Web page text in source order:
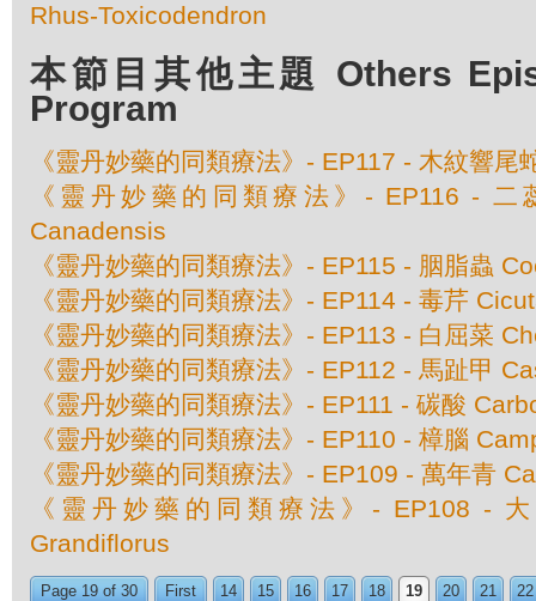
Rhus-Toxicodendron
本節目其他主題 Others
Program
《靈丹妙藥的同類療法》- EP117 - 木紋響
《靈丹妙藥的同類療法》- EP116 - 二
Canadensis
《靈丹妙藥的同類療法》- EP115 - 胭脂蟲
《靈丹妙藥的同類療法》- EP114 - 毒芹
《靈丹妙藥的同類療法》- EP113 - 白屈菜
《靈丹妙藥的同類療法》- EP112 - 馬趾甲
《靈丹妙藥的同類療法》- EP111 - 碳酸
《靈丹妙藥的同類療法》- EP110 - 樟腦
《靈丹妙藥的同類療法》- EP109 - 萬年青
《靈丹妙藥的同類療法》- EP108 -
Grandiflorus
Page 19 of 30 First 14 15 16 17 18 19 20 21 22